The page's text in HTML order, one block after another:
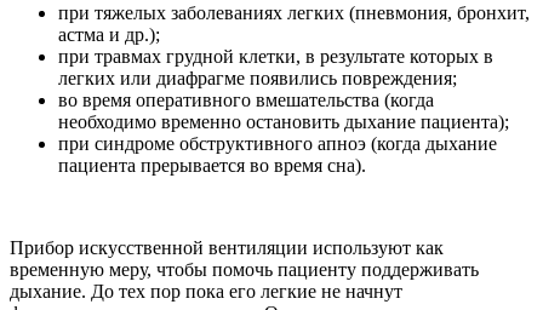
при тяжелых заболеваниях легких (пневмония, бронхит,
астма и др.);
при травмах грудной клетки, в результате которых в
легких или диафрагме появились повреждения;
во время оперативного вмешательства (когда
необходимо временно остановить дыхание пациента);
при синдроме обструктивного апноэ (когда дыхание
пациента прерывается во время сна).
Прибор искусственной вентиляции используют как
временную меру, чтобы помочь пациенту поддерживать
дыхание. До тех пор пока его легкие не начнут